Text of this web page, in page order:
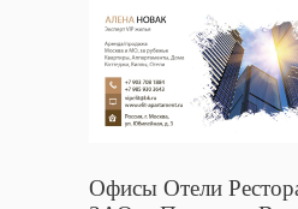
Офисы Отели